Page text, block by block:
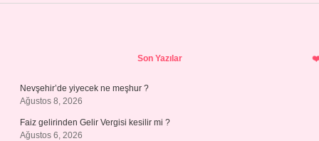
Son Yazılar
Nevşehir’de yiyecek ne meşhur ?
Ağustos 8, 2026
Faiz gelirinden Gelir Vergisi kesilir mi ?
Ağustos 6, 2026